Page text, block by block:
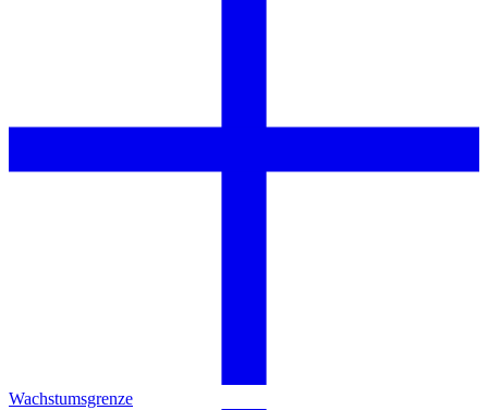
Wachstumsgrenze